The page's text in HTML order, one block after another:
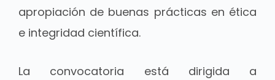
apropiación de buenas prácticas en ética
e integridad científica.
La convocatoria está dirigida a